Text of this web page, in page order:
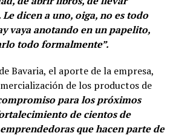
dicen a uno, oiga, no es todo
vaya anotando en un papelito,
todo formalmente”.
Bavaria, el aporte de la empresa,
de los productos de
para los próximos
de cientos de
que hacen parte de